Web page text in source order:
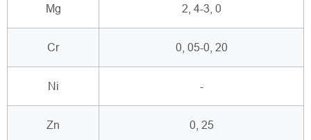
Mg 2, 4-3, 0
Cr 0, 05-0, 20
Ni -
Zn 0, 25